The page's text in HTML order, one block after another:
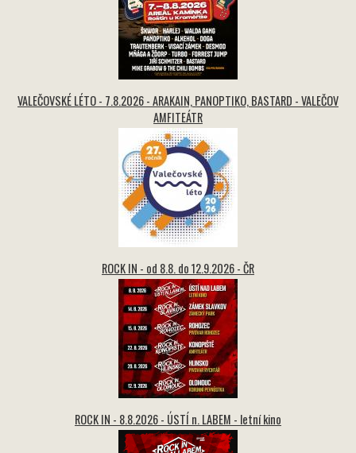
VALEČOVSKÉ LÉTO - 7.8.2026 - ARAKAIN, PANOPTIKO, BASTARD - VALEČOV
AMFITEÁTR
ROCK IN - od 8.8. do 12.9.2026 - ČR
ROCK IN - 8.8.2026 - ÚSTÍ n. LABEM - letní kino